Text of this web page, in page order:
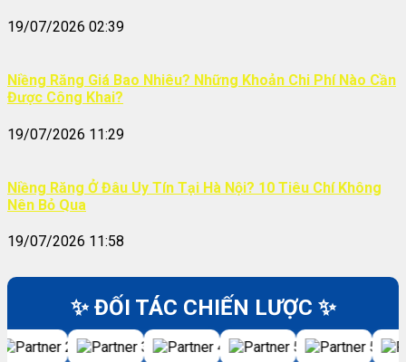
19/07/2026 02:39
Niềng Răng Giá Bao Nhiêu? Những Khoản Chi Phí Nào Cần
Được Công Khai?
19/07/2026 11:29
Niềng Răng Ở Đâu Uy Tín Tại Hà Nội? 10 Tiêu Chí Không
Nên Bỏ Qua
19/07/2026 11:58
✨ ĐỐI TÁC CHIẾN LƯỢC ✨